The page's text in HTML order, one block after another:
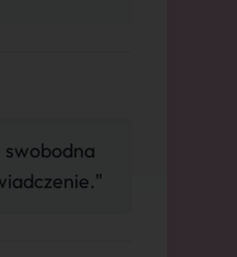
swobodna